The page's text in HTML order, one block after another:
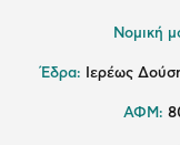
Νομική
Έδρα: Ιερέως
ΑΦΜ: